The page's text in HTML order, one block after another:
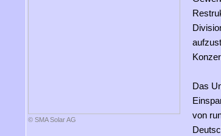
© SMA Solar AG
Das
von